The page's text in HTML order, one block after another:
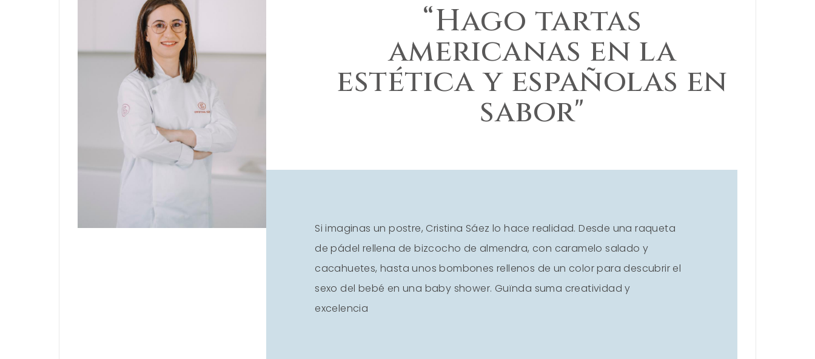
“Hago tartas
americanas en la
estética y españolas en
sabor"
Si imaginas un postre, Cristina Sáez lo hace realidad. Desde una raqueta
de pádel rellena de bizcocho de almendra, con caramelo salado y
cacahuetes, hasta unos bombones rellenos de un color para descubrir el
sexo del bebé en una baby shower. Guïnda suma creatividad y
excelencia